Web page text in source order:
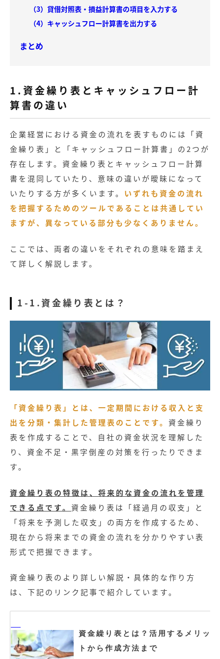
（3）貸借対照表・損益計算書の項目を入力する
（4）キャッシュフロー計算書を出力する
まとめ
1.資金繰り表とキャッシュフロー計
算書の違い
企業経営における資金の流れを表すものには「資
金繰り表」と「キャッシュフロー計算書」の2つが
存在します。資金繰り表とキャッシュフロー計算
書を混同していたり、意味の違いが曖昧になって
いたりする方が多くいます。 いずれも資金の流れ
を把握するためのツールであることは共通してい
ますが、異なっている部分も少なくありません。
ここでは、両者の違いをそれぞれの意味を踏まえ
て詳しく解説します。
1-1.資金繰り表とは？
「資金繰り表」とは、一定期間における収入と支
出を分類・集計した管理表のことです。 資金繰り
表を作成することで、自社の資金状況を理解した
り、資金不足・黒字倒産の対策を行ったりできま
す。
資金繰り表の特徴は、将来的な資金の流れを管理
できる点です。 資金繰り表は「経過月の収支」と
「将来を予測した収支」の両方を作成するため、
現在から将来までの資金の流れを分かりやすい表
形式で把握できます。
資金繰り表のより詳しい解説・具体的な作り方
は、下記のリンク記事で紹介しています。
資金繰り表とは？活用するメリッ
トから作成方法まで